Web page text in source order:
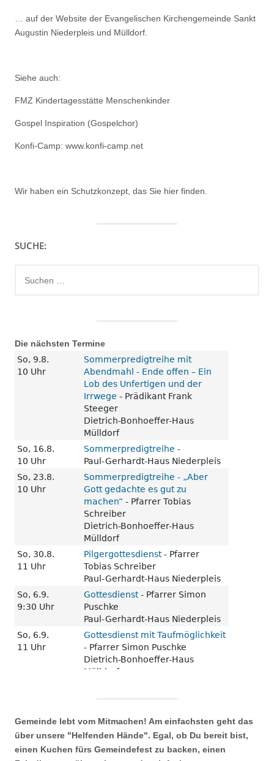
… auf der Website der Evangelischen Kirchengemeinde Sankt
Augustin Niederpleis und Mülldorf.
Siehe auch:
FMZ Kindertagesstätte Menschenkinder
Gospel Inspiration (Gospelchor)
Konfi-Camp: www.konfi-camp.net
Wir haben ein Schutzkonzept, das Sie hier finden.
SUCHE:
nach:
Die nächsten Termine
Gemeinde lebt vom Mitmachen! Am einfachsten geht das
über unsere "Helfenden Hände". Egal, ob Du bereit bist,
einen Kuchen fürs Gemeindefest zu backen, einen